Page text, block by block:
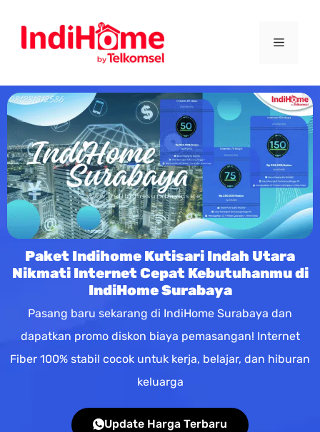
Paket Indihome Kutisari Indah Utara
Nikmati Internet Cepat Kebutuhanmu di
IndiHome Surabaya
Pasang baru sekarang di IndiHome Surabaya dan
dapatkan promo diskon biaya pemasangan! Internet
Fiber 100% stabil cocok untuk kerja, belajar, dan hiburan
keluarga
Update Harga Terbaru